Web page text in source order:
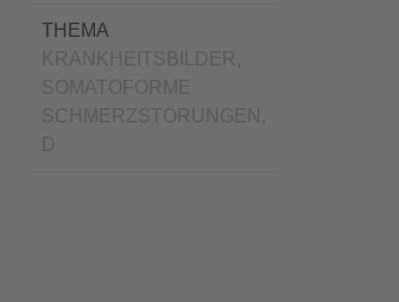
THEMA
KRANKHEITSBILDER,
SOMATOFORME
SCHMERZSTÖRUNGEN,
D